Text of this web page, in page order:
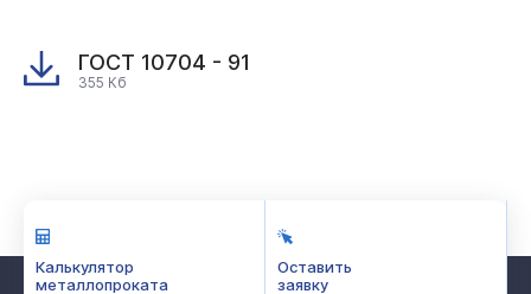
ГОСТ 10704 - 91
355 Кб
Калькулятор
металлопроката
Оставить
заявку